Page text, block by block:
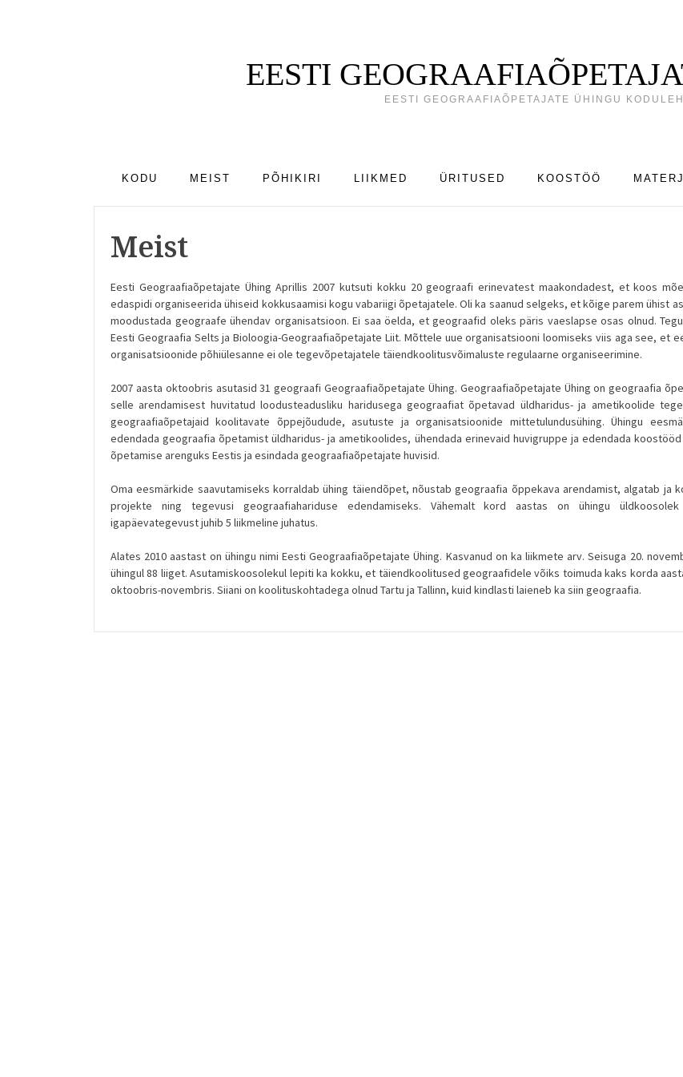
EESTI
EESTI GEOGRAAFIAÕPETAJATE ÜHINGU
KODU MEIST PÕHIKIRI LIIKMED ÜRITUSED KOOSTÖÖ
Meist
Eesti Geograafiaõpetajate Ühing Aprillis 2007 kutsuti kokku 20 geograafi erinevatest maakondadest, et koos
edaspidi organiseerida ühiseid kokkusaamisi kogu vabariigi õpetajatele. Oli ka saanud selgeks, et kõige parem ühist
moodustada geograafe ühendav organisatsioon. Ei saa öelda, et geograafid oleks päris vaeslapse osas olnud.
Eesti Geograafia Selts ja Bioloogia-Geograafiaõpetajate Liit. Mõttele uue organisatsiooni loomiseks viis aga see, et
organisatsioonide põhiülesanne ei ole tegevõpetajatele täiendkoolitusvõimaluste regulaarne organiseerimine.
2007 aasta oktoobris asutasid 31 geograafi Geograafiaõpetajate Ühing. Geograafiaõpetajate Ühing on geograafia
selle arendamisest huvitatud loodusteadusliku haridusega geograafiat õpetavad üldharidus- ja ametikoolide
geograafiaõpetajaid koolitavate õppejõudude, asutuste ja organisatsioonide mittetulundusühing. Ühingu
edendada geograafia õpetamist üldharidus- ja ametikoolides, ühendada erinevaid huvigruppe ja edendada
õpetamise arenguks Eestis ja esindada geograafiaõpetajate huvisid.
Oma eesmärkide saavutamiseks korraldab ühing täiendõpet, nõustab geograafia õppekava arendamist, algatab ja
projekte ning tegevusi geograafiahariduse edendamiseks. Vähemalt kord aastas on ühingu
igapäevategevust juhib 5 liikmeline juhatus.
Alates 2010 aastast on ühingu nimi Eesti Geograafiaõpetajate Ühing. Kasvanud on ka liikmete arv. Seisuga 20.
ühingul 88 liiget. Asutamiskoosolekul lepiti ka kokku, et täiendkoolitused geograafidele võiks toimuda kaks korda
oktoobris-novembris. Siiani on koolituskohtadega olnud Tartu ja Tallinn, kuid kindlasti laieneb ka siin geograafia.